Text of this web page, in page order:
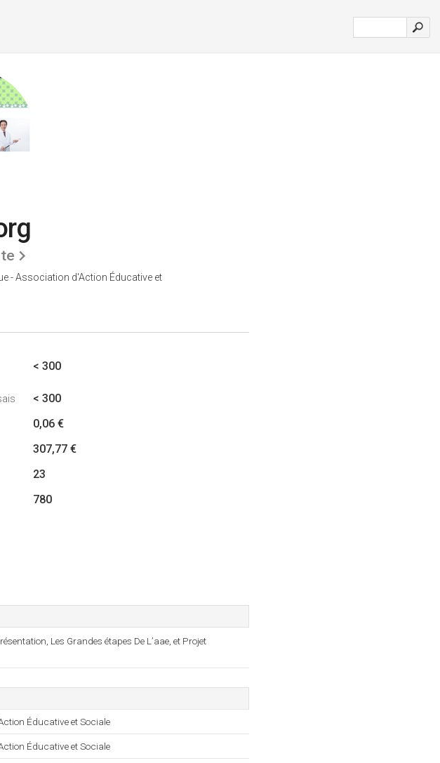
- Association d'Action Éducative et
< 300
< 300
0,06 €
307,77 €
23
780
Les Grandes étapes De L’aae, et Projet
Éducative et Sociale
Éducative et Sociale